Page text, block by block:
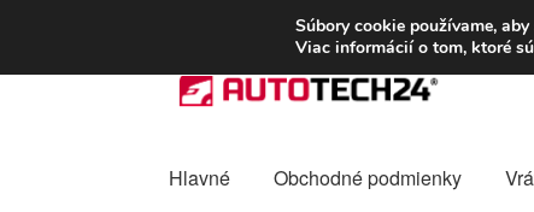
DOPRAVA od 6 EUR
Preskočiť
na
Preskočiť
na
Hlavné Obchodné podmienky
Súbory cookie používame,
Viac informácií o tom, ktoré